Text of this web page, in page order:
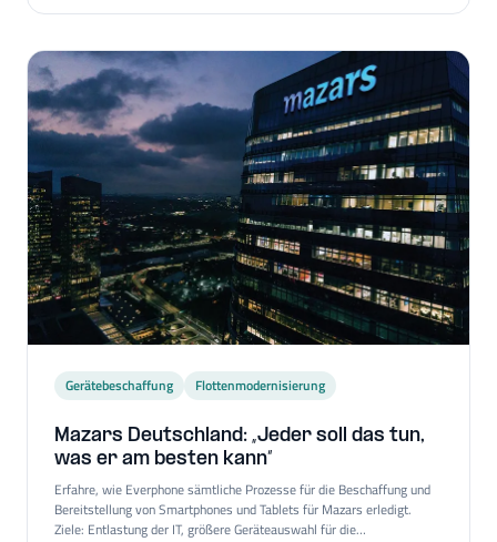
Gerätebeschaffung Flottenmodernisierung
Mazars Deutschland: „Jeder soll das tun,
was er am besten kann“
Erfahre, wie Everphone sämtliche Prozesse für die Beschaffung und
Bereitstellung von Smartphones und Tablets für Mazars erledigt.
Ziele: Entlastung der IT, größere Geräteauswahl für die